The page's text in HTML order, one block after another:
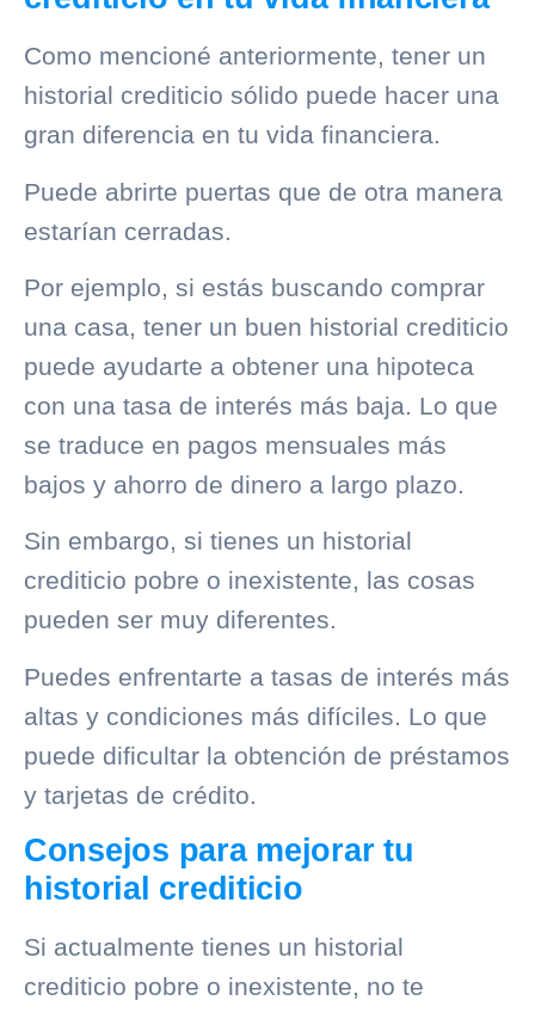
Como mencioné anteriormente, tener un
historial crediticio sólido puede hacer una
gran diferencia en tu vida financiera.
Puede abrirte puertas que de otra manera
estarían cerradas.
Por ejemplo, si estás buscando comprar
una casa, tener un buen historial crediticio
puede ayudarte a obtener una hipoteca
con una tasa de interés más baja. Lo que
se traduce en pagos mensuales más
bajos y ahorro de dinero a largo plazo.
Sin embargo, si tienes un historial
crediticio pobre o inexistente, las cosas
pueden ser muy diferentes.
Puedes enfrentarte a tasas de interés más
altas y condiciones más difíciles. Lo que
puede dificultar la obtención de préstamos
y tarjetas de crédito.
Consejos para mejorar tu
historial crediticio
Si actualmente tienes un historial
crediticio pobre o inexistente, no te